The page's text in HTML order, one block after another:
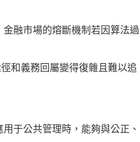
融市場的熔斷機制若因算法過
和義務回屬變得復雜且難以追
于公共管理時，能夠與公正、